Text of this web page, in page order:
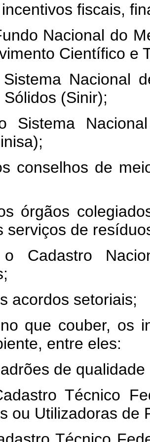
fiscais,
Nacional do
Científico e
Nacional
(Sinir);
Sistema
conselhos de
órgãos
serviços de
Cadastro
acordos setoriais;
que couber, os
entre eles:
de
Técnico
ou Utilizadoras de